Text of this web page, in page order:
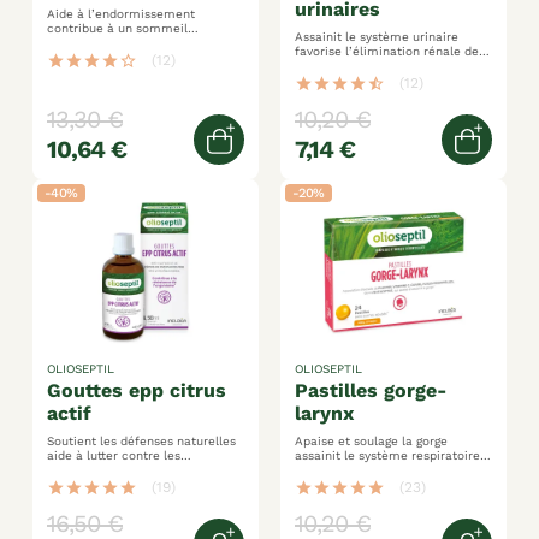
Aide à l’endormissement
contribue à un sommeil
et la relaxation
star star star star star_border (12)
13,30 €
10,64 €
Ajouter au panier
urinaires
Assainit le système urinaire
favorise l’élimination rénale de
gêne urinaire
star star star star star_half (12)
10,20 €
7,14 €
-40%
gouttes epp citrus
actif
OLIOSEPTIL
Soutient les défenses naturelles
aide à lutter contre les
voies digestives
star star star star star (19)
16,50 €
-20%
pastilles gorge-
larynx
OLIOSEPTIL
Apaise et soulage la gorge
assainit le système respiratoire
essentielles
star star star star star (23)
10,20 €